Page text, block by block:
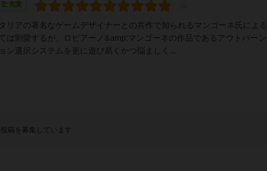
充実
リアの著名なゲームデザイナーとの共作で知られるマンゴーネ氏による
は割愛するが、ロピアーノ&amp;マンゴーネの作品であるアウトバーン
ン選択システムを更に遊び易くかつ悩ましく...
投稿を募集しています